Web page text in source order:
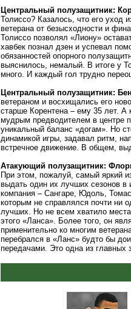
Центральный полузащитник:
Толиссо? Казалось, что его уход
ветерана от безысходности и
Толиссо позволял «Лиону»
хавбек познал дзен и успевал
обязанностей опорного
выяснилось, немалый. В итоге у
много. И каждый гол трудно
Центральный полузащитник:
ветераном и восхищались его
старше Корентена – ему 35 лет. А
мудрым предводителем в центре
уникальный баланс «догам». Но
динамикой игры, задавал ритм,
встречное движение. В общем,
Атакующий полузащитник:
При этом, пожалуй, самый яркий
выдать один их лучших сезонов в
компания – Сангаре, Юдоль,
которым не справлялся почти ни
лучших. Но не всем хватило
этого «Ланса». Более того, он
применительно ко многим
перебрался в «Ланс» будто бы
передачами. Это одна из главных